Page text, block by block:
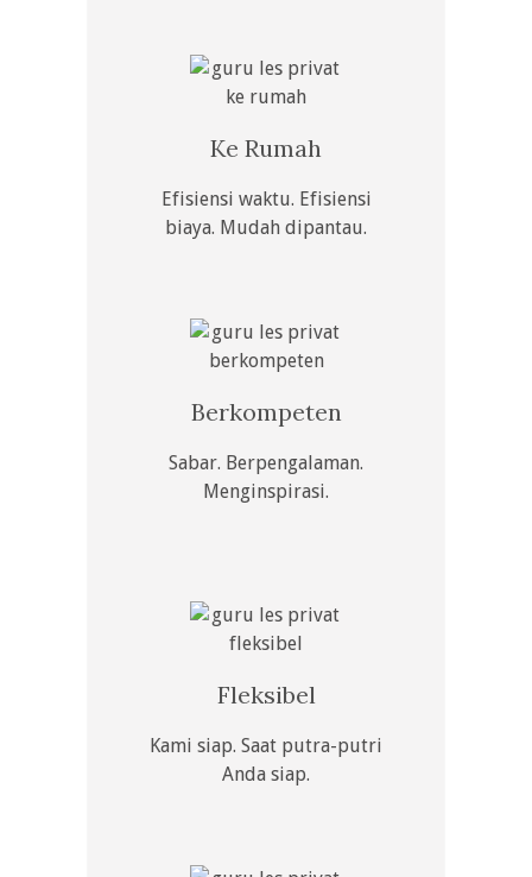
Ke Rumah
Efisiensi waktu. Efisiensi
biaya. Mudah dipantau.
Berkompeten
Sabar. Berpengalaman.
Menginspirasi.
Fleksibel
Kami siap. Saat putra-putri
Anda siap.